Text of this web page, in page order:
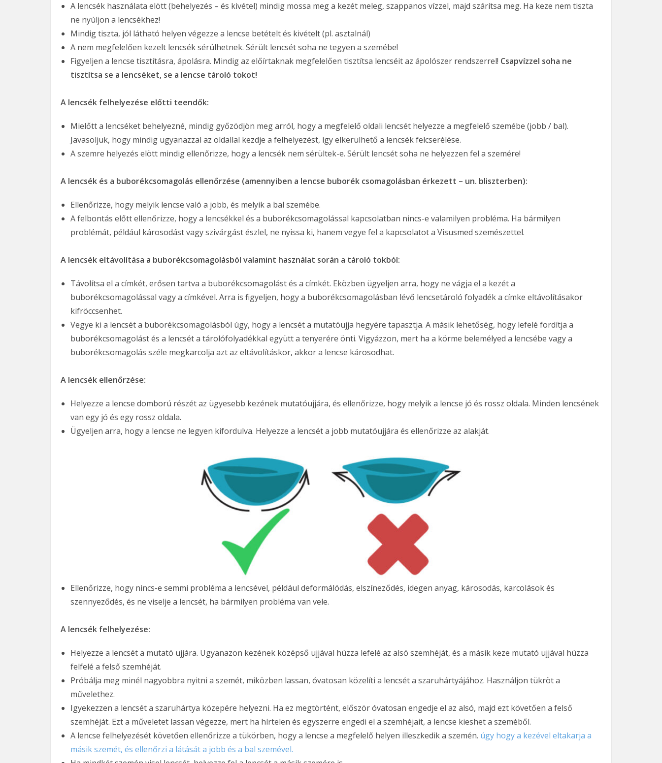
A lencsék használata elött (behelyezés – és kivétel) mindig mossa meg a kezét meleg, szappanos vízzel, majd szárítsa meg. Ha keze nem tiszta
ne nyúljon a lencsékhez!
Mindig tiszta, jól látható helyen végezze a lencse betételt és kivételt (pl. asztalnál)
A nem megfelelően kezelt lencsék sérülhetnek. Sérült lencsét soha ne tegyen a szemébe!
Figyeljen a lencse tisztításra, ápolásra. Mindig az előírtaknak megfelelően tisztítsa lencséit az ápolószer rendszerrel! Csapvízzel soha ne
tisztítsa se a lencséket, se a lencse tároló tokot!
A lencsék felhelyezése előtti teendők:
Mielőtt a lencséket behelyezné, mindig győzödjön meg arról, hogy a megfelelő oldali lencsét helyezze a megfelelő szemébe (jobb / bal).
Javasoljuk, hogy mindig ugyanazzal az oldallal kezdje a felhelyezést, így elkerülhető a lencsék felcserélése.
A szemre helyezés elött mindig ellenőrizze, hogy a lencsék nem sérültek-e. Sérült lencsét soha ne helyezzen fel a szemére!
A lencsék és a buborékcsomagolás ellenőrzése (amennyiben a lencse buborék csomagolásban érkezett – un. bliszterben):
Ellenőrizze, hogy melyik lencse való a jobb, és melyik a bal szemébe.
A felbontás előtt ellenőrizze, hogy a lencsékkel és a buborékcsomagolással kapcsolatban nincs-e valamilyen probléma. Ha bármilyen
problémát, például károsodást vagy szivárgást észlel, ne nyissa ki, hanem vegye fel a kapcsolatot a Visusmed szemészettel.
A lencsék eltávolítása a buborékcsomagolásból valamint használat során a tároló tokból:
Távolítsa el a címkét, erősen tartva a buborékcsomagolást és a címkét. Eközben ügyeljen arra, hogy ne vágja el a kezét a
buborékcsomagolással vagy a címkével. Arra is figyeljen, hogy a buborékcsomagolásban lévő lencsetároló folyadék a címke eltávolításakor
kifröccsenhet.
Vegye ki a lencsét a buborékcsomagolásból úgy, hogy a lencsét a mutatóujja hegyére tapasztja. A másik lehetőség, hogy lefelé fordítja a
buborékcsomagolást és a lencsét a tárolófolyadékkal együtt a tenyerére önti. Vigyázzon, mert ha a körme belemélyed a lencsébe vagy a
buborékcsomagolás széle megkarcolja azt az eltávolításkor, akkor a lencse károsodhat.
A lencsék ellenőrzése:
Helyezze a lencse domború részét az ügyesebb kezének mutatóujjára, és ellenőrizze, hogy melyik a lencse jó és rossz oldala. Minden lencsének
van egy jó és egy rossz oldala.
Ügyeljen arra, hogy a lencse ne legyen kifordulva. Helyezze a lencsét a jobb mutatóujjára és ellenőrizze az alakját.
Ellenőrizze, hogy nincs-e semmi probléma a lencsével, például deformálódás, elszíneződés, idegen anyag, károsodás, karcolások és
szennyeződés, és ne viselje a lencsét, ha bármilyen probléma van vele.
A lencsék felhelyezése:
Helyezze a lencsét a mutató ujjára. Ugyanazon kezének középső ujjával húzza lefelé az alsó szemhéját, és a másik keze mutató ujjával húzza
felfelé a felső szemhéját.
Próbálja meg minél nagyobbra nyitni a szemét, miközben lassan, óvatosan közelíti a lencsét a szaruhártyájához. Használjon tükröt a
művelethez.
Igyekezzen a lencsét a szaruhártya közepére helyezni. Ha ez megtörtént, először óvatosan engedje el az alsó, majd ezt követően a felső
szemhéját. Ezt a műveletet lassan végezze, mert ha hírtelen és egyszerre engedi el a szemhéjait, a lencse kieshet a szeméből.
A lencse felhelyezését követően ellenőrizze a tükörben, hogy a lencse a megfelelő helyen illeszkedik a szemén. úgy hogy a kezével eltakarja a
másik szemét, és ellenőrzi a látását a jobb és a bal szemével.